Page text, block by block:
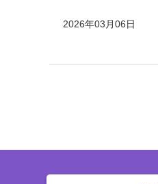
2026年03月06日